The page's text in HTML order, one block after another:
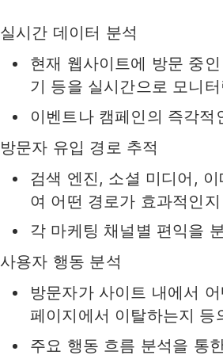
실시간 데이터 분석
현재 웹사이트에 방문 중
기 등을 실시간으로 모니
이벤트나 캠페인의 즉각
방문자 유입 경로 추적
검색 엔진, 소셜 미디어,
여 어떤 경로가 효과적인
각 마케팅 채널별 편익을
사용자 행동 분석
방문자가 사이트 내에서
페이지에서 이탈하는지 등
주요 행동 흐름 분석을 통